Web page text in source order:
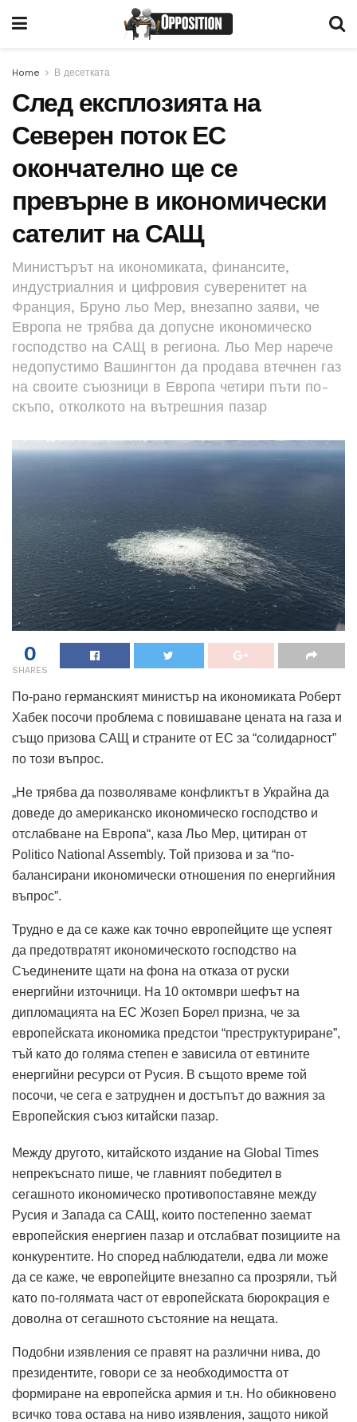
Home В десетката
След експлозията на
Северен поток ЕС
окончателно ще се
превърне в икономически
сателит на САЩ
Министърът на икономиката, финансите,
индустриалния и цифровия суверенитет на
Франция, Бруно льо Мер, внезапно заяви, че
Европа не трябва да допусне икономическо
господство на САЩ в региона. Льо Мер нарече
недопустимо Вашингтон да продава втечнен газ
на своите съюзници в Европа четири пъти по-
скъпо, отколкото на вътрешния пазар
0
SHARES
По-рано германският министър на икономиката Роберт
Хабек посочи проблема с повишаване цената на газа и
също призова САЩ и страните от ЕС за “солидарност”
по този въпрос.
„Не трябва да позволяваме конфликтът в Украйна да
доведе до американско икономическо господство и
отслабване на Европа“, каза Льо Мер, цитиран от
Politico National Assembly. Той призова и за “по-
балансирани икономически отношения по енергийния
въпрос”.
Трудно е да се каже как точно европейците ще успеят
да предотвратят икономическото господство на
Съединените щати на фона на отказа от руски
енергийни източници. На 10 октомври шефът на
дипломацията на ЕС Жозеп Борел призна, че за
европейската икономика предстои “преструктуриране”,
тъй като до голяма степен е зависила от евтините
енергийни ресурси от Русия. В същото време той
посочи, че сега е затруднен и достъпът до важния за
Европейския съюз китайски пазар.
Между другото, китайското издание на Global Times
непрекъснато пише, че главният победител в
сегашното икономическо противопоставяне между
Русия и Запада са САЩ, които постепенно заемат
европейския енергиен пазар и отслабват позициите на
конкурентите. Но според наблюдатели, едва ли може
да се каже, че европейците внезапно са прозряли, тъй
като по-голямата част от европейската бюрокрация е
доволна от сегашното състояние на нещата.
Подобни изявления се правят на различни нива, до
президентите, говори се за необходимостта от
формиране на европейска армия и т.н. Но обикновено
всичко това остава на ниво изявления, защото никой